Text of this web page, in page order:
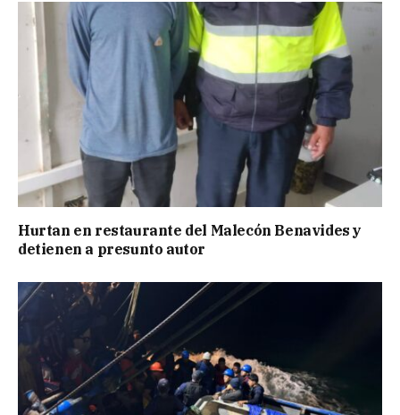
Hurtan en restaurante del Malecón Benavides y
detienen a presunto autor